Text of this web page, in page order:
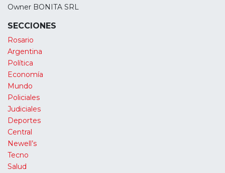
Owner BONITA SRL
SECCIONES
Rosario
Argentina
Política
Economía
Mundo
Policiales
Judiciales
Deportes
Central
Newell’s
Tecno
Salud